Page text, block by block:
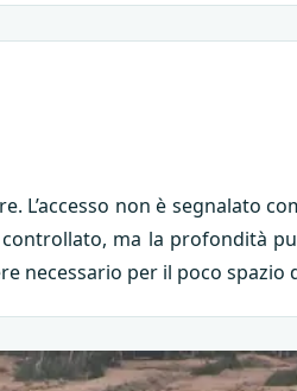
non è segnalato
ma la profondità
necessario per il poco spazio